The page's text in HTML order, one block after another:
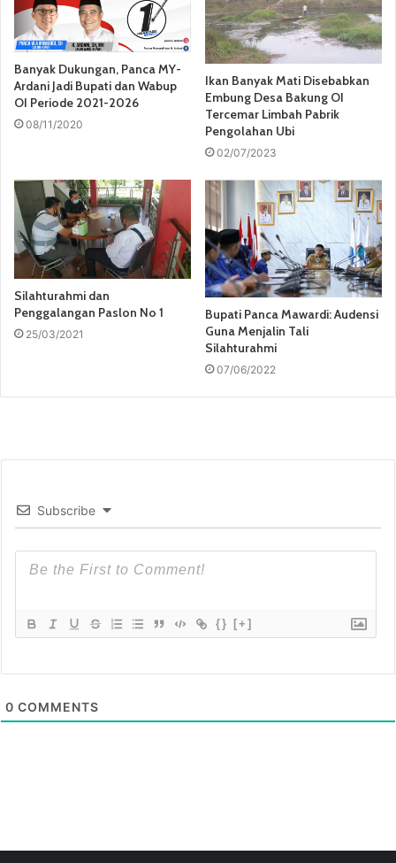
Banyak Dukungan, Panca MY-
Ardani Jadi Bupati dan Wabup
OI Periode 2021-2026
08/11/2020
Ikan Banyak Mati Disebabkan
Embung Desa Bakung OI
Tercemar Limbah Pabrik
Pengolahan Ubi
02/07/2023
Silahturahmi dan
Penggalangan Paslon No 1
25/03/2021
Bupati Panca Mawardi: Audensi
Guna Menjalin Tali
Silahturahmi
07/06/2022
Subscribe
{} [+]
0 COMMENTS